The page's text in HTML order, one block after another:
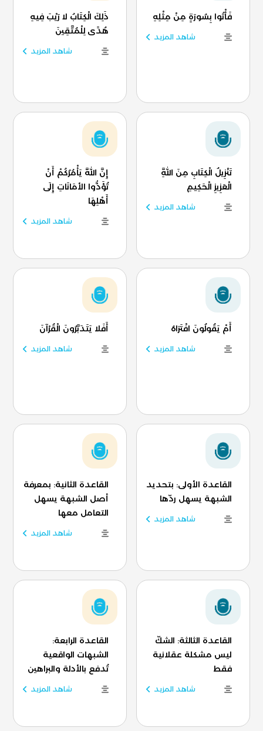
فَأْتُوا بِسُورَةٍ مِنْ مِثْلِهِ
شاهد المزيد
ذَلِكَ الْكِتَابُ لا رَيْبَ فِيهِ
هُدًى لِلْمُتَّقِينَ
شاهد المزيد
تَنْزِيلُ الْكِتَابِ مِنَ اللَّهِ
الْعَزِيزِ الْحَكِيمِ
شاهد المزيد
إِنَّ اللَّهَ يَأْمُرُكُمْ أَنْ
تُؤَدُّوا الأمَانَاتِ إِلَى
أَهْلِهَا
شاهد المزيد
أَمْ يَقُولُونَ افْتَرَاهُ
شاهد المزيد
أَفَلا يَتَدَبَّرُونَ الْقُرْآنَ
شاهد المزيد
القاعدة الأولى: بتحديد
الشبهة يسهل ردّها
شاهد المزيد
القاعدة الثانية: بمعرفة
أصل الشبهة يسهل
التعامل معها
شاهد المزيد
القاعدة الثالثة: الشكّ
ليس مشكلة عقلانية
فقط
شاهد المزيد
القاعدة الرابعة:
الشبهات الواقعية
تُدفع بالأدلة والبراهين
شاهد المزيد